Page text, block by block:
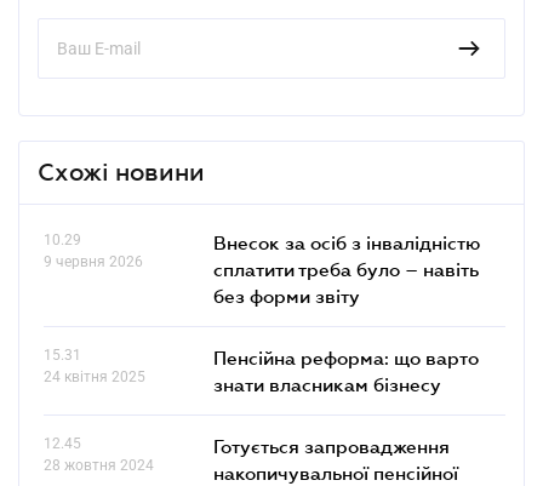
Схожі новини
10.29
9 червня 2026
Внесок за осіб з інвалідністю
сплатити треба було – навіть
без форми звіту
15.31
24 квітня 2025
Пенсійна реформа: що варто
знати власникам бізнесу
12.45
28 жовтня 2024
Готується запровадження
накопичувальної пенсійної